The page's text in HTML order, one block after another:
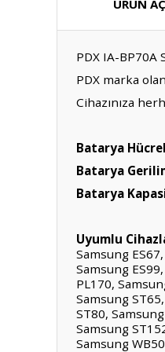
ÜRÜN
PDX IA-
PDX marka
Cihazınıza
Batarya
Batarya
Batarya
Uyumlu
Samsung
Samsung
PL170,
Samsung
ST80,
Samsung
Samsung